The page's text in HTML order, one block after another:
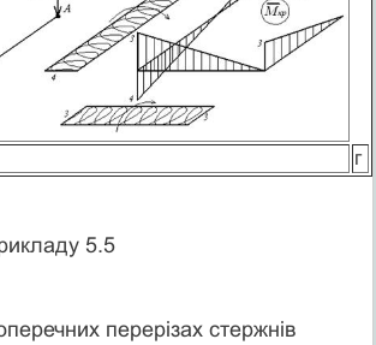
г
5.5
перерізах стержнів